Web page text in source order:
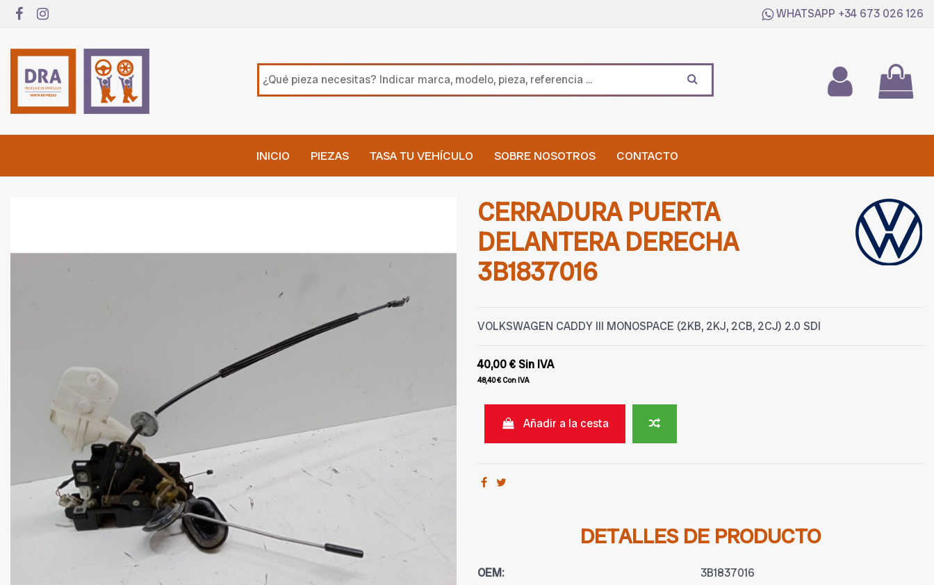
WHATSAPP +34 673 026 126
INICIO PIEZAS TASA TU VEHÍCULO SOBRE NOSOTROS CONTACTO
CERRADURA PUERTA
DELANTERA DERECHA
3B1837016
VOLKSWAGEN CADDY III MONOSPACE (2KB, 2KJ, 2CB, 2CJ) 2.0 SDI
40,00 €Sin IVA
48,40 €Con IVA
Añadir a la cesta
DETALLES DE PRODUCTO
OEM:
3B1837016